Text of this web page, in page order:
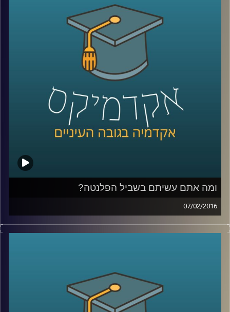
מקודמו. מצד שני, המבחנים לא השתנו כבר
הרבה מאוד שנים, ויתכן והמדדים שלהם איבדו
משהו מהרלוונטיות שלהם. בואו ללמוד על
קרדיט תמונות: AudioVersity
ומה אתם עשיתם בשביל הפלנטה?
07/02/2016
פרופסור אורי מרינוב מביא איתו רוח אופטימית
ישראל: משאב המים והים בה והשינויים בתחום
התחבורה הציבורית. אל תשבו שלובי רגליים –
התחילו לפעול למען כדור ארץ קריר יותר,